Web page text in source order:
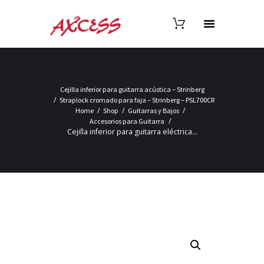
Cejilla inferior para guitarra acústica – Strinberg
Straplock cromado para faja – Strinberg – PSL700CR
Home
Shop
Guitarras y Bajos
Accesorios para Guitarra
Cejilla inferior para guitarra eléctrica...